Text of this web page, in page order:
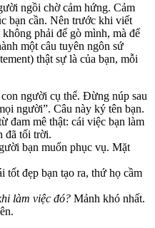
ngồi chờ cảm hứng. Cảm
bạn cần. Nên trước khi viết
phải để gò mình, mà để
một câu tuyên ngôn sứ
thật sự là của bạn, mỗi
người cụ thể. Đừng núp sau
người”. Câu này ký tên bạn.
đam mê thật: cái việc bạn làm
đã tối trời.
bạn muốn phục vụ. Mặt
tốt đẹp bạn tạo ra, thứ họ cầm
làm việc đó? Mảnh khó nhất.